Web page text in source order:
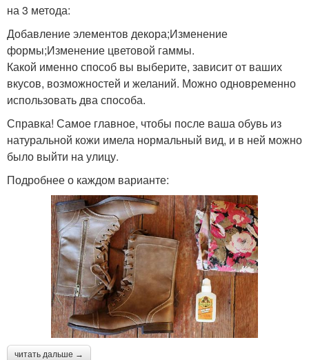
на 3 метода:
Добавление элементов декора;Изменение
формы;Изменение цветовой гаммы.
Какой именно способ вы выберите, зависит от ваших
вкусов, возможностей и желаний. Можно одновременно
использовать два способа.
Справка! Самое главное, чтобы после ваша обувь из
натуральной кожи имела нормальный вид, и в ней можно
было выйти на улицу.
Подробнее о каждом варианте:
читать дальше →